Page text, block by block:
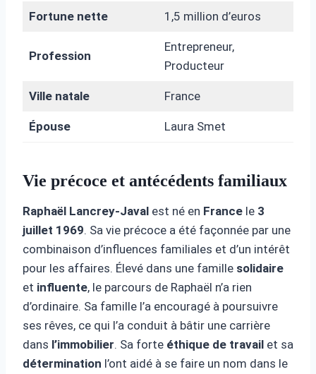
Fortune nette 1,5 million d’euros
Profession
Entrepreneur,
Producteur
Ville natale France
Épouse Laura Smet
Vie précoce et antécédents familiaux
Raphaël Lancrey-Javal est né en France le 3
juillet 1969. Sa vie précoce a été façonnée par une
combinaison d’influences familiales et d’un intérêt
pour les affaires. Élevé dans une famille solidaire
et influente, le parcours de Raphaël n’a rien
d’ordinaire. Sa famille l’a encouragé à poursuivre
ses rêves, ce qui l’a conduit à bâtir une carrière
dans l’immobilier. Sa forte éthique de travail et sa
détermination l’ont aidé à se faire un nom dans le